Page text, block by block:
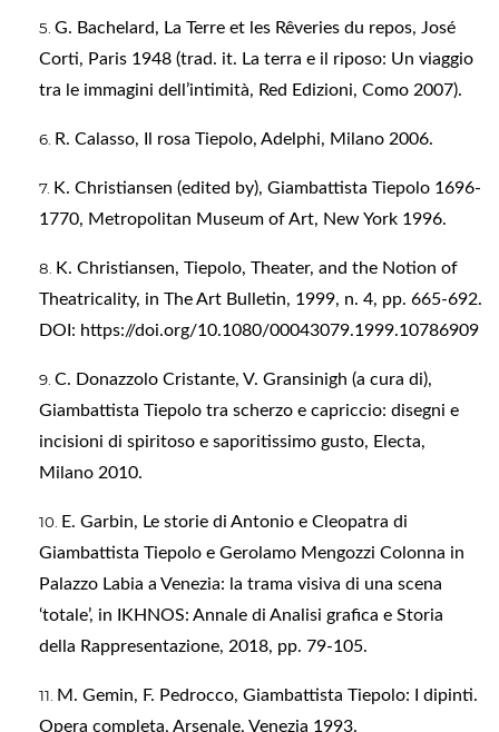
G. Bachelard, La Terre et les Rêveries du repos, José
Corti, Paris 1948 (trad. it. La terra e il riposo: Un viaggio
tra le immagini dell’intimità, Red Edizioni, Como 2007).
R. Calasso, Il rosa Tiepolo, Adelphi, Milano 2006.
K. Christiansen (edited by), Giambattista Tiepolo 1696-
1770, Metropolitan Museum of Art, New York 1996.
K. Christiansen, Tiepolo, Theater, and the Notion of
Theatricality, in The Art Bulletin, 1999, n. 4, pp. 665-692.
DOI: https://doi.org/10.1080/00043079.1999.10786909
C. Donazzolo Cristante, V. Gransinigh (a cura di),
Giambattista Tiepolo tra scherzo e capriccio: disegni e
incisioni di spiritoso e saporitissimo gusto, Electa,
Milano 2010.
E. Garbin, Le storie di Antonio e Cleopatra di
Giambattista Tiepolo e Gerolamo Mengozzi Colonna in
Palazzo Labia a Venezia: la trama visiva di una scena
‘totale’, in IKHNOS: Annale di Analisi grafica e Storia
della Rappresentazione, 2018, pp. 79-105.
M. Gemin, F. Pedrocco, Giambattista Tiepolo: I dipinti.
Opera completa, Arsenale, Venezia 1993.